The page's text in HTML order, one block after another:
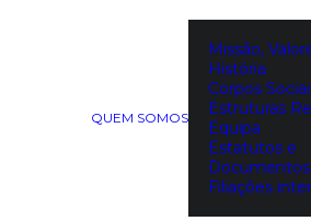
QUEM SOMOS
Missão,
História
Corpos
Estruturas
Equipa
Estatutos e
Documentos
Filiações